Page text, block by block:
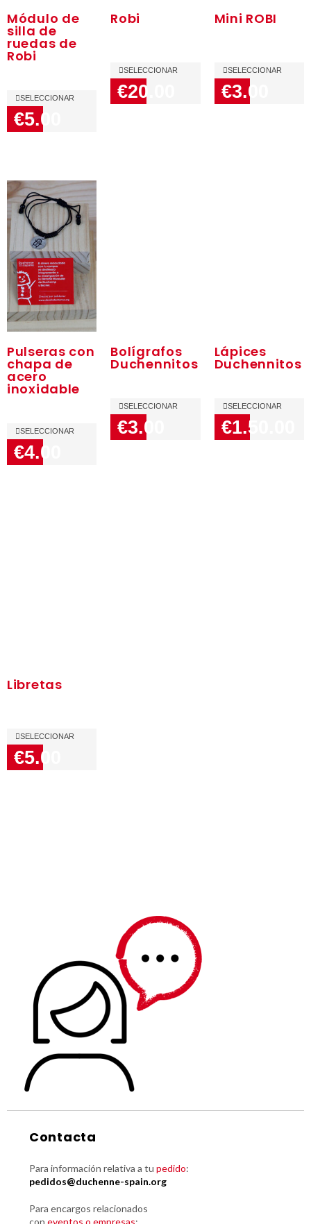
Módulo de
silla de
ruedas de
Robi
SELECCIONAR
€5.00
Robi
SELECCIONAR
€20.00
Mini ROBI
SELECCIONAR
€3.00
Pulseras con
chapa de
acero
inoxidable
SELECCIONAR
€4.00
Bolígrafos
Duchennitos
SELECCIONAR
€3.00
Lápices
Duchennitos
SELECCIONAR
€1.50.00
Libretas
SELECCIONAR
€5.00
Contacta
Para información relativa a tu pedido:
pedidos@duchenne-spain.org
Para encargos relacionados
con eventos o empresas: